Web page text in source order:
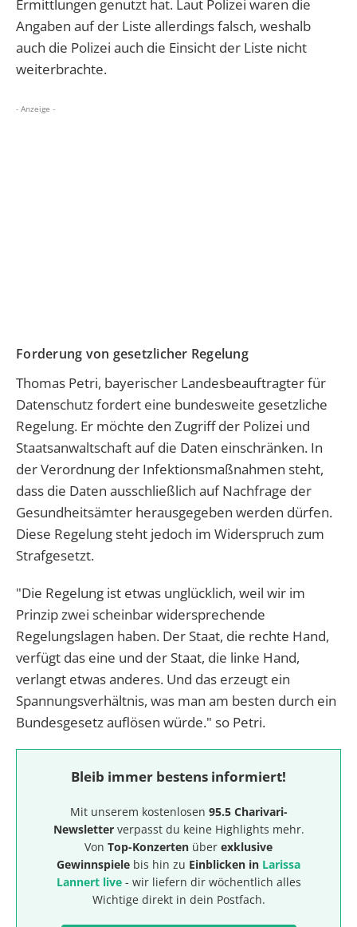
Ermittlungen genutzt hat. Laut Polizei waren die
Angaben auf der Liste allerdings falsch, weshalb
auch die Polizei auch die Einsicht der Liste nicht
weiterbrachte.
- Anzeige -
Forderung von gesetzlicher Regelung
Thomas Petri, bayerischer Landesbeauftragter für
Datenschutz fordert eine bundesweite gesetzliche
Regelung. Er möchte den Zugriff der Polizei und
Staatsanwaltschaft auf die Daten einschränken. In
der Verordnung der Infektionsmaßnahmen steht,
dass die Daten ausschließlich auf Nachfrage der
Gesundheitsämter herausgegeben werden dürfen.
Diese Regelung steht jedoch im Widerspruch zum
Strafgesetzt.
"Die Regelung ist etwas unglücklich, weil wir im
Prinzip zwei scheinbar widersprechende
Regelungslagen haben. Der Staat, die rechte Hand,
verfügt das eine und der Staat, die linke Hand,
verlangt etwas anderes. Und das erzeugt ein
Spannungsverhältnis, was man am besten durch ein
Bundesgesetz auflösen würde." so Petri.
Bleib immer bestens informiert!
Mit unserem kostenlosen 95.5 Charivari-
Newsletterverpasst du keine Highlights mehr.
Von Top-Konzerten über exklusive
Gewinnspiele bis hin zu Einblicken in Larissa
Lannert live- wir liefern dir wöchentlich alles
Wichtige direkt in dein Postfach.